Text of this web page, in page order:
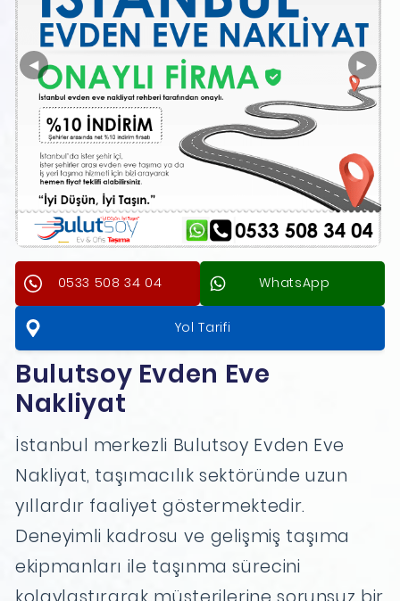
◄ ►
0533 508 34 04 WhatsApp
Yol Tarifi
Bulutsoy Evden Eve
Nakliyat
İstanbul merkezli Bulutsoy Evden Eve
Nakliyat, taşımacılık sektöründe uzun
yıllardır faaliyet göstermektedir.
Deneyimli kadrosu ve gelişmiş taşıma
ekipmanları ile taşınma sürecini